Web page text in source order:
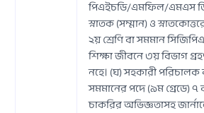
পিএইচডি/এমফিল/এমএস
স্নাতক (সম্মান) ও
২য় শ্রেণি বা সমমান
শিক্ষা জীবনে ৩য় বিভাগ
নহে। (ঘ) সহকারী পরিচালক
সমমানের পদে (৯ম গ্রেডে)
চাকরির অভিজ্ঞতাসহ